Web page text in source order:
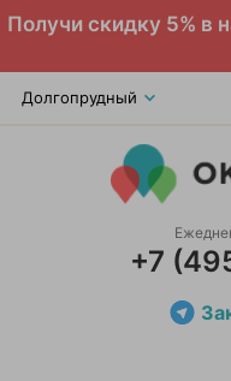
Получи скидку 5% в
Долгопрудный
+7